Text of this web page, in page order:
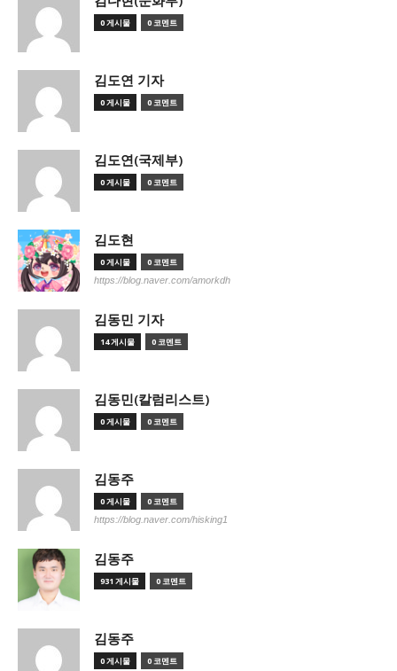
0 게시물 0 코멘트
김도연 기자
0 게시물 0 코멘트
김도연(국제부)
0 게시물 0 코멘트
김도현
0 게시물 0 코멘트
https://blog.naver.com/amorkdh
김동민 기자
14 게시물 0 코멘트
김동민(칼럼리스트)
0 게시물 0 코멘트
김동주
0 게시물 0 코멘트
https://blog.naver.com/hisking1
김동주
931 게시물 0 코멘트
김동주
0 게시물 0 코멘트